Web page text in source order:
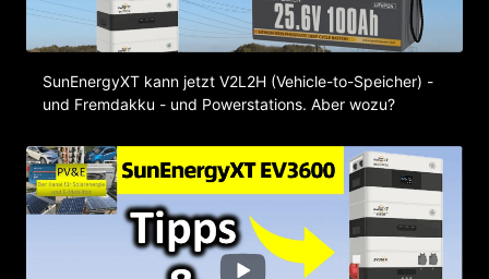
SunEnergyXT kann jetzt V2L2H (Vehicle-to-Speicher) -
und Fremdakku - und Powerstations. Aber wozu?